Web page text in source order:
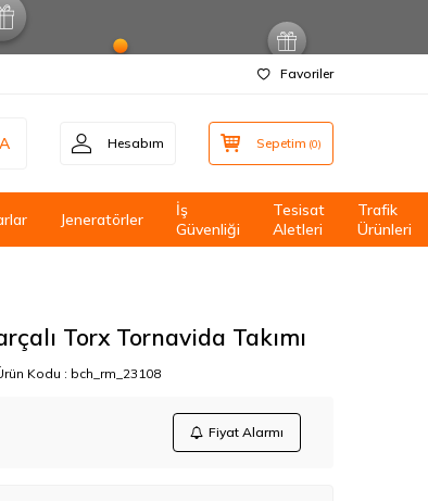
Favoriler
Hesabım Sepetim (0)
Jeneratörler
İş
Güvenliği
Tesisat
Aletleri
Trafik
Ürünleri
Torx Tornavida Takımı
Kodu : bch_rm_23108
Fiyat Alarmı